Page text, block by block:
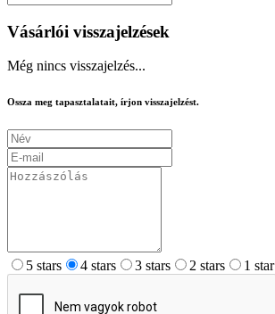
Vásárlói visszajelzések
Még nincs visszajelzés...
Ossza meg tapasztalatait, írjon visszajelzést.
5 stars 4 stars 3 stars 2 stars 1 star